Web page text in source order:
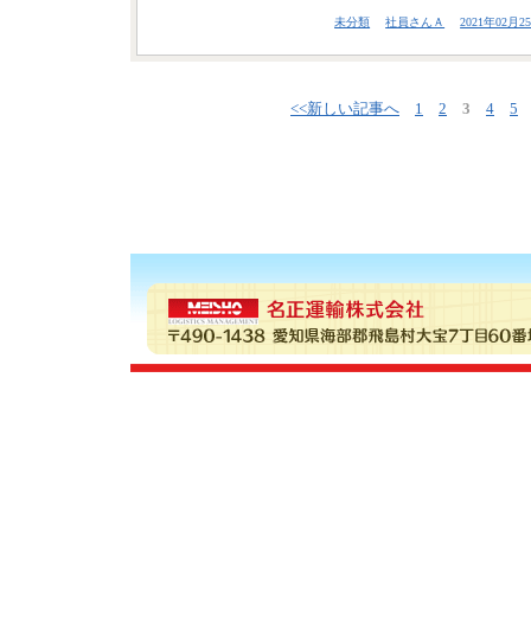
未分類 社員さんＡ 2021年02月
<<新しい記事へ 1 2 3 4 5